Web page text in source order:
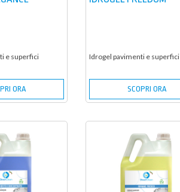
e superfici
ORA
Idrogel pavimenti e superfici
SCOPRI ORA